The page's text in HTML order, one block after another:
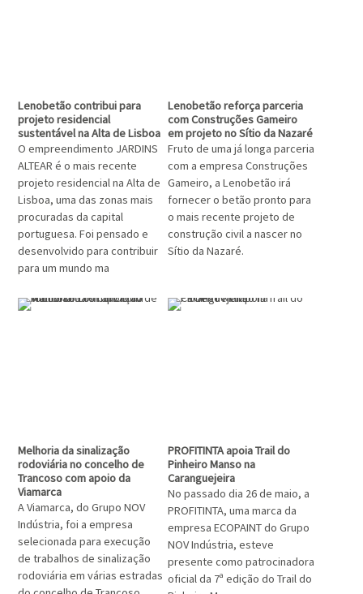
Lenobetão contribui para
projeto residencial
sustentável na Alta de Lisboa
O empreendimento JARDINS
ALTEAR é o mais recente
projeto residencial na Alta de
Lisboa, uma das zonas mais
procuradas da capital
portuguesa. Foi pensado e
desenvolvido para contribuir
para um mundo ma
Lenobetão reforça parceria
com Construções Gameiro
em projeto no Sítio da Nazaré
Fruto de uma já longa parceria
com a empresa Construções
Gameiro, a Lenobetão irá
fornecer o betão pronto para
o mais recente projeto de
construção civil a nascer no
Sítio da Nazaré.
Melhoria da sinalização
rodoviária no concelho de
Trancoso com apoio da
Viamarca
A Viamarca, do Grupo NOV
Indústria, foi a empresa
selecionada para execução
de trabalhos de sinalização
rodoviária em várias estradas
PROFITINTA apoia Trail do
Pinheiro Manso na
Caranguejeira
No passado dia 26 de maio, a
PROFITINTA, uma marca da
empresa ECOPAINT do Grupo
NOV Indústria, esteve
presente como patrocinadora
oficial da 7ª edição do Trail do